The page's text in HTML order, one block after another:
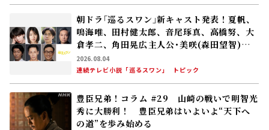
朝ドラ｢巡るスワン｣新キャスト発表！夏帆、
鳴海唯、田村健太郎、音尾琢真、高橋努、大
倉孝二、角田晃広――主人公･美咲(森田望智)が
交流する警察署の人々 2027年度前期放送
2026.08.04
連続テレビ小説「巡るスワン」
トピック
豊臣兄弟！コラム #29 山崎の戦いで明智光
秀に大勝利！ 豊臣兄弟はいよいよ“天下へ
の道”を歩み始める